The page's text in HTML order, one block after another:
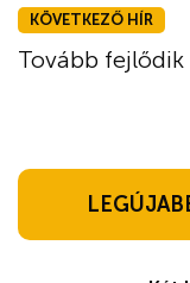
KÖVETKEZŐ HÍR
Tovább fejlődik